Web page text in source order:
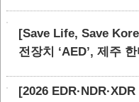
[Save Life, Save
전장치 ‘AED’, 제주
[2026